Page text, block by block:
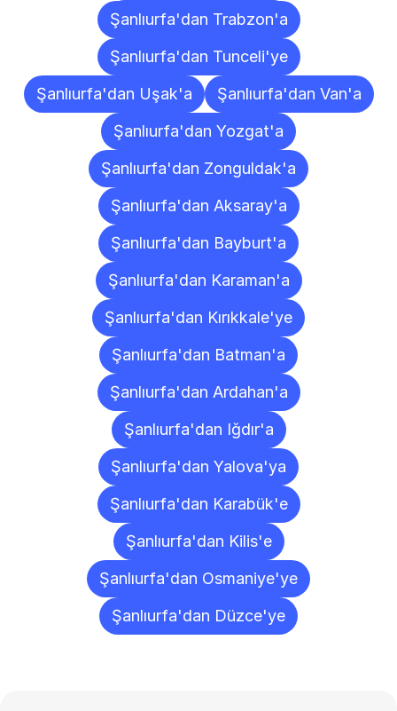
Şanlıurfa'dan Trabzon'a
Şanlıurfa'dan Tunceli'ye
Şanlıurfa'dan Uşak'a
Şanlıurfa'dan Van'a
Şanlıurfa'dan Yozgat'a
Şanlıurfa'dan Zonguldak'a
Şanlıurfa'dan Aksaray'a
Şanlıurfa'dan Bayburt'a
Şanlıurfa'dan Karaman'a
Şanlıurfa'dan Kırıkkale'ye
Şanlıurfa'dan Batman'a
Şanlıurfa'dan Ardahan'a
Şanlıurfa'dan Iğdır'a
Şanlıurfa'dan Yalova'ya
Şanlıurfa'dan Karabük'e
Şanlıurfa'dan Kilis'e
Şanlıurfa'dan Osmaniye'ye
Şanlıurfa'dan Düzce'ye